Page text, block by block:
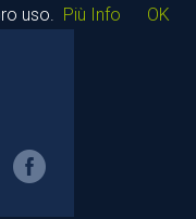
uso. Più Info OK